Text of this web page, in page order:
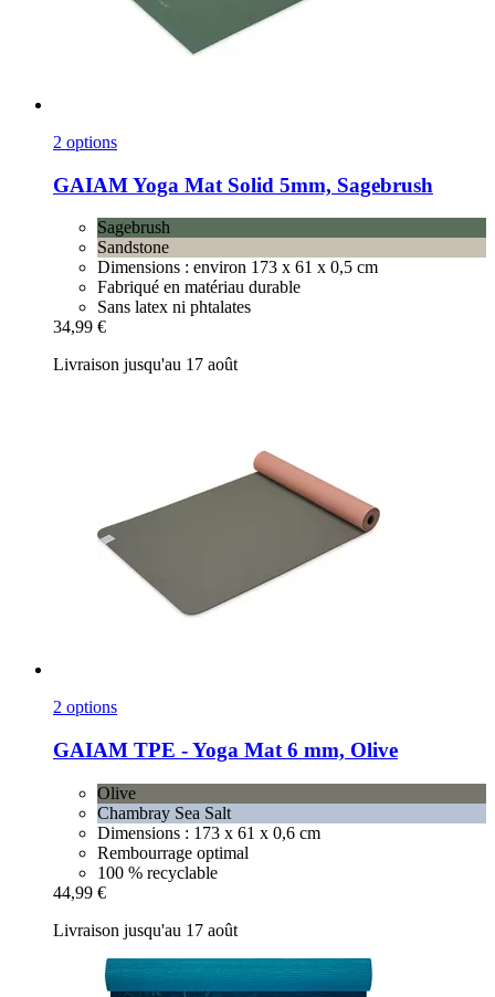
2 options
GAIAMYoga Mat Solid 5mm, Sagebrush
Sagebrush
Sandstone
Dimensions : environ 173 x 61 x 0,5 cm
Fabriqué en matériau durable
Sans latex ni phtalates
34,99 €
Livraison jusqu'au 17 août
2 options
GAIAM TPE -​ Yoga Mat 6 mm, Olive
Olive
Chambray Sea Salt
Dimensions : 173 x 61 x 0,6 cm
Rembourrage optimal
100 % recyclable
44,99 €
Livraison jusqu'au 17 août